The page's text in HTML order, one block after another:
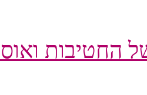
החטיבות